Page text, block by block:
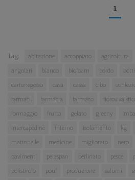
1
Tag: abitazione accoppiato agricoltura
angolari
bianco biofoam bordo
cartonegesso
casa cassa cibo
farmaci
farmacia farmaco
formaggio
frutta gelato greeny
intercapedine
interno isolamento kg
mattonelle
medicine migliorato nero
pavimenti
pelaspan perlinato pesce
polistirolo
pouf produzione salumi